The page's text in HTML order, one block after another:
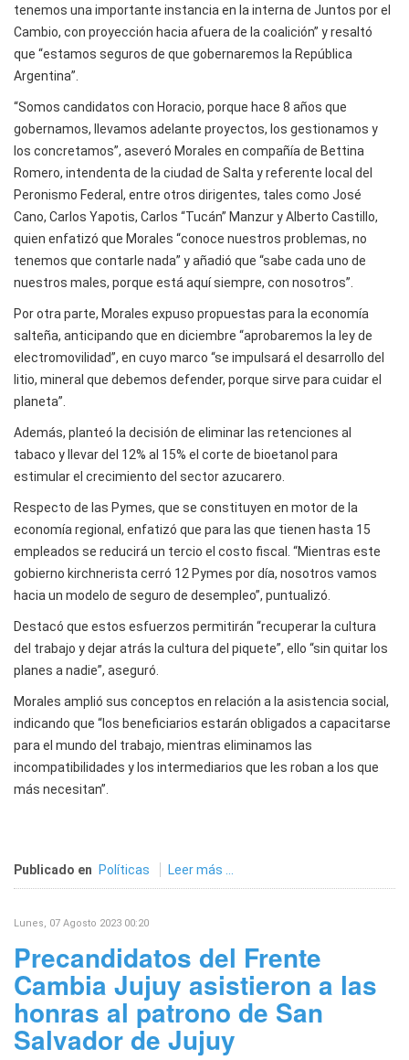
tenemos una importante instancia en la interna de Juntos por el
Cambio, con proyección hacia afuera de la coalición” y resaltó
que “estamos seguros de que gobernaremos la República
Argentina”.
“Somos candidatos con Horacio, porque hace 8 años que
gobernamos, llevamos adelante proyectos, los gestionamos y
los concretamos”, aseveró Morales en compañía de Bettina
Romero, intendenta de la ciudad de Salta y referente local del
Peronismo Federal, entre otros dirigentes, tales como José
Cano, Carlos Yapotis, Carlos “Tucán” Manzur y Alberto Castillo,
quien enfatizó que Morales “conoce nuestros problemas, no
tenemos que contarle nada” y añadió que “sabe cada uno de
nuestros males, porque está aquí siempre, con nosotros”.
Por otra parte, Morales expuso propuestas para la economía
salteña, anticipando que en diciembre “aprobaremos la ley de
electromovilidad”, en cuyo marco “se impulsará el desarrollo del
litio, mineral que debemos defender, porque sirve para cuidar el
planeta”.
Además, planteó la decisión de eliminar las retenciones al
tabaco y llevar del 12% al 15% el corte de bioetanol para
estimular el crecimiento del sector azucarero.
Respecto de las Pymes, que se constituyen en motor de la
economía regional, enfatizó que para las que tienen hasta 15
empleados se reducirá un tercio el costo fiscal. “Mientras este
gobierno kirchnerista cerró 12 Pymes por día, nosotros vamos
hacia un modelo de seguro de desempleo”, puntualizó.
Destacó que estos esfuerzos permitirán “recuperar la cultura
del trabajo y dejar atrás la cultura del piquete”, ello “sin quitar los
planes a nadie”, aseguró.
Morales amplió sus conceptos en relación a la asistencia social,
indicando que “los beneficiarios estarán obligados a capacitarse
para el mundo del trabajo, mientras eliminamos las
incompatibilidades y los intermediarios que les roban a los que
más necesitan”.
Publicado en Políticas Leer más ...
Lunes, 07 Agosto 2023 00:20
Precandidatos del Frente
Cambia Jujuy asistieron a las
honras al patrono de San
Salvador de Jujuy